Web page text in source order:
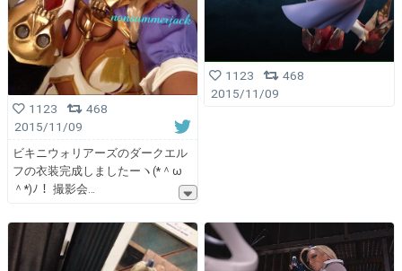
1123
468
2015/11/09
ビキニウォリアーズのダークエル
フの衣装完成しましたーヽ(*＾ω
＾*)ﾉ！ 撮影会
1123
468
2015/11/09